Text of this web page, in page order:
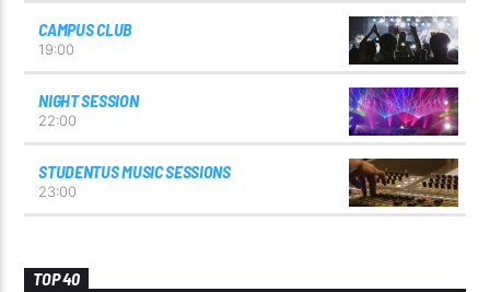
CAMPUS CLUB
19:00
NIGHT SESSION
22:00
STUDENTUS MUSIC SESSIONS
23:00
TOP 40